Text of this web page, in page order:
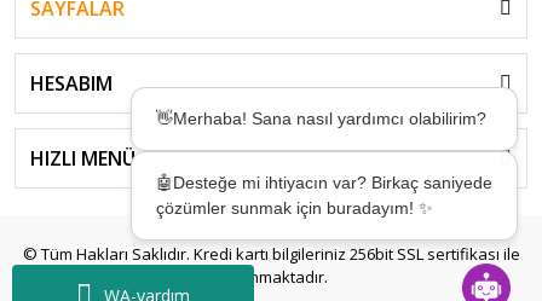
WA-yardım
SAYFALAR
HESABIM
HIZLI MENÜ
© Tüm Hakları Saklıdır. Kredi kartı bilgileriniz 256bit SSL sertifikası ile
korunmaktadır.
👋Merhaba! Sana nasıl yardımcı olabilirim?
🤖Desteğe mi ihtiyacın var? Birkaç saniyede
çözümler sunmak için buradayım! ✨